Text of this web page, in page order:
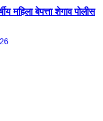
महिला बेपत्ता शेगाव पोलीस